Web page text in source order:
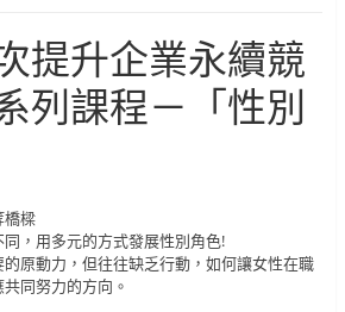
提升企業永續競
列課程－「性別
橋樑
，用多元的方式發展性別角色!
原動力，但往往缺乏行動，如何讓女性在職
同努力的方向。